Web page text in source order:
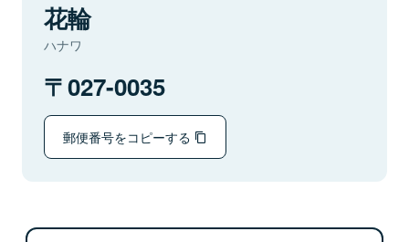
花輪
ハナワ
027-0035
郵便番号をコピーする